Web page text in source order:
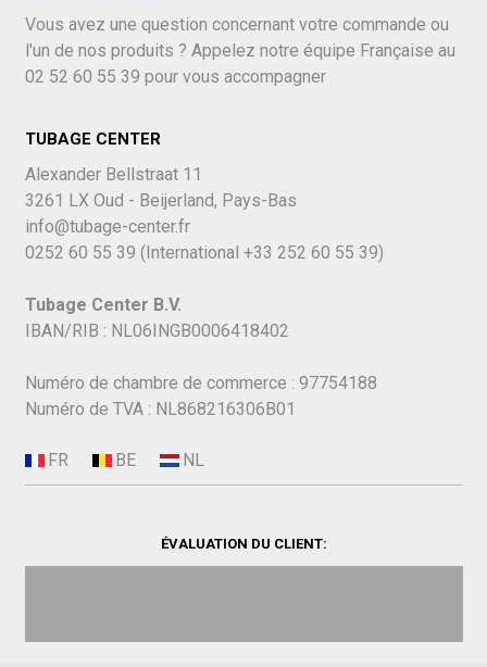
Vous avez une question concernant votre commande ou
l'un de nos produits ? Appelez notre équipe Française au
02 52 60 55 39 pour vous accompagner
TUBAGE CENTER
Alexander Bellstraat 11
3261 LX Oud - Beijerland, Pays-Bas
info@tubage-center.fr
0252 60 55 39 (International +33 252 60 55 39)
Tubage Center B.V.
IBAN/RIB : NL06INGB0006418402
Numéro de chambre de commerce : 97754188
Numéro de TVA : NL868216306B01
ÉVALUATION DU CLIENT: